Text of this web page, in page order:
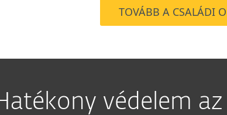
TOVÁBB A CSALÁDI
védelem